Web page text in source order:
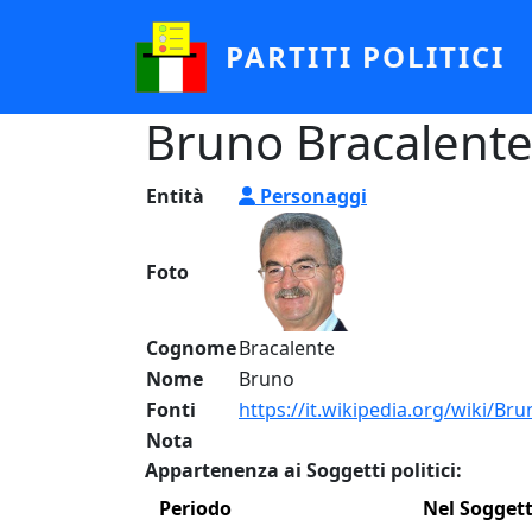
PARTITI POLITICI
Bruno Bracalente
Entità Personaggi
Foto
CognomeBracalente
Nome
Bruno
Fonti
https://it.wikipedia.org/wiki/
Nota
Appartenenza ai Soggetti politici:
Periodo
Nel